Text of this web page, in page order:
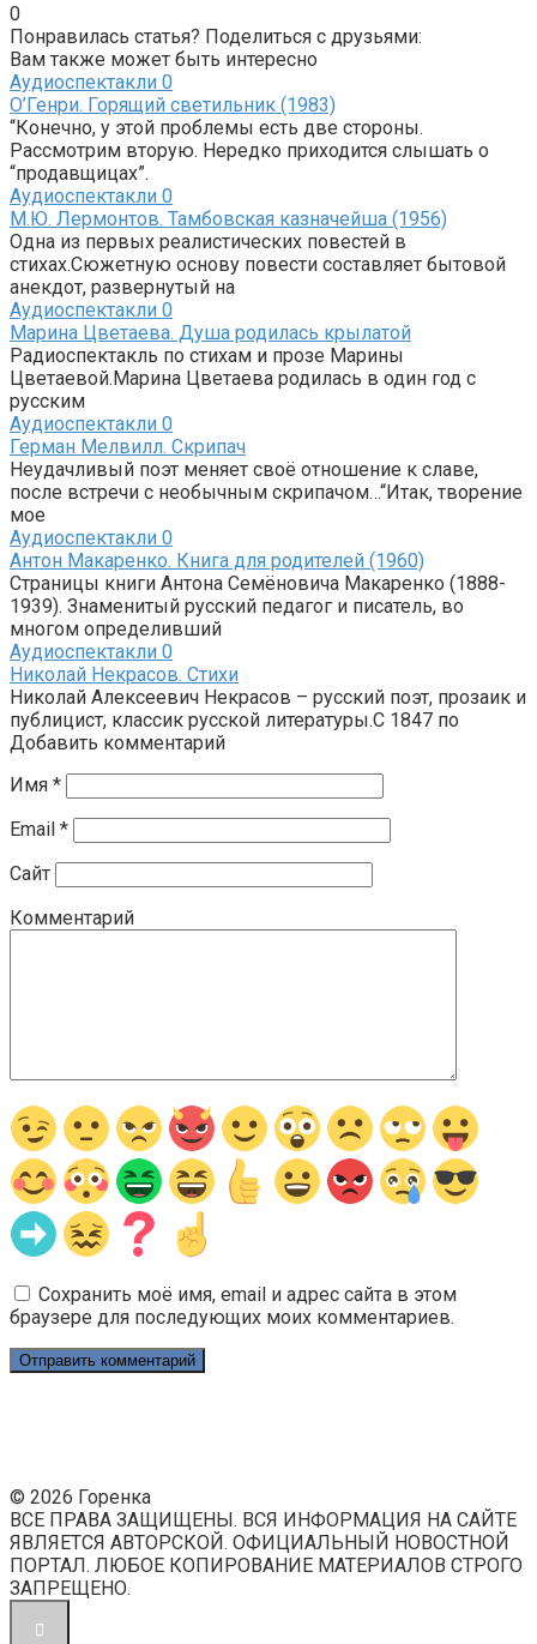
0
Понравилась статья? Поделиться с друзьями:
Вам также может быть интересно
Аудиоспектакли 0
О’Генри. Горящий светильник (1983)
“Конечно, у этой проблемы есть две стороны.
Рассмотрим вторую. Нередко приходится слышать о
“продавщицах”.
Аудиоспектакли 0
М.Ю. Лермонтов. Тамбовская казначейша (1956)
Одна из первых реалистических повестей в
стихах.Сюжетную основу повести составляет бытовой
анекдот, развернутый на
Аудиоспектакли 0
Марина Цветаева. Душа родилась крылатой
Радиоспектакль по стихам и прозе Марины
Цветаевой.Марина Цветаева родилась в один год с
русским
Аудиоспектакли 0
Герман Мелвилл. Скрипач
Неудачливый поэт меняет своё отношение к славе,
после встречи с необычным скрипачом…“Итак, творение
мое
Аудиоспектакли 0
Антон Макаренко. Книга для родителей (1960)
Страницы книги Антона Семёновича Макаренко (1888-
1939). Знаменитый русский педагог и писатель, во
многом определивший
Аудиоспектакли 0
Николай Некрасов. Стихи
Николай Алексеевич Некрасов – русский поэт, прозаик и
публицист, классик русской литературы.С 1847 по
Добавить комментарий
Имя *
Email *
Сайт
Комментарий
Сохранить моё имя, email и адрес сайта в этом
браузере для последующих моих комментариев.
© 2026 Горенка
ВСЕ ПРАВА ЗАЩИЩЕНЫ. ВСЯ ИНФОРМАЦИЯ НА САЙТЕ
ЯВЛЯЕТСЯ АВТОРСКОЙ. ОФИЦИАЛЬНЫЙ НОВОСТНОЙ
ПОРТАЛ. ЛЮБОЕ КОПИРОВАНИЕ МАТЕРИАЛОВ СТРОГО
ЗАПРЕЩЕНО.